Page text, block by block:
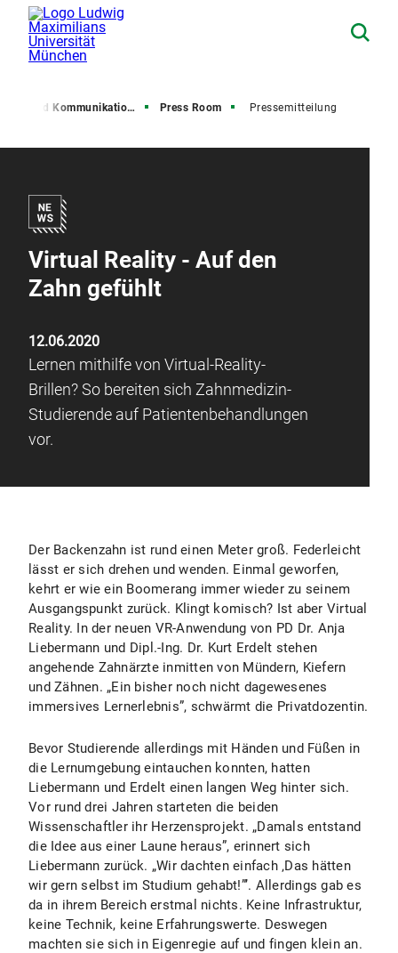
und Kommunikation (PuK) Press Room Pressemitteilung
Virtual Reality - Auf den
Zahn gefühlt
12.06.2020
Lernen mithilfe von Virtual-Reality-
Brillen? So bereiten sich Zahnmedizin-
Studierende auf Patientenbehandlungen
vor.
Der Backenzahn ist rund einen Meter groß. Federleicht
lässt er sich drehen und wenden. Einmal geworfen,
kehrt er wie ein Boomerang immer wieder zu seinem
Ausgangspunkt zurück. Klingt komisch? Ist aber Virtual
Reality. In der neuen VR-Anwendung von PD Dr. Anja
Liebermann und Dipl.-Ing. Dr. Kurt Erdelt stehen
angehende Zahnärzte inmitten von Mündern, Kiefern
und Zähnen. „Ein bisher noch nicht dagewesenes
immersives Lernerlebnis”, schwärmt die Privatdozentin.
Bevor Studierende allerdings mit Händen und Füßen in
die Lernumgebung eintauchen konnten, hatten
Liebermann und Erdelt einen langen Weg hinter sich.
Vor rund drei Jahren starteten die beiden
Wissenschaftler ihr Herzensprojekt. „Damals entstand
die Idee aus einer Laune heraus”, erinnert sich
Liebermann zurück. „Wir dachten einfach ‚Das hätten
wir gern selbst im Studium gehabt!”’. Allerdings gab es
da in ihrem Bereich erstmal nichts. Keine Infrastruktur,
keine Technik, keine Erfahrungswerte. Deswegen
machten sie sich in Eigenregie auf und fingen klein an.